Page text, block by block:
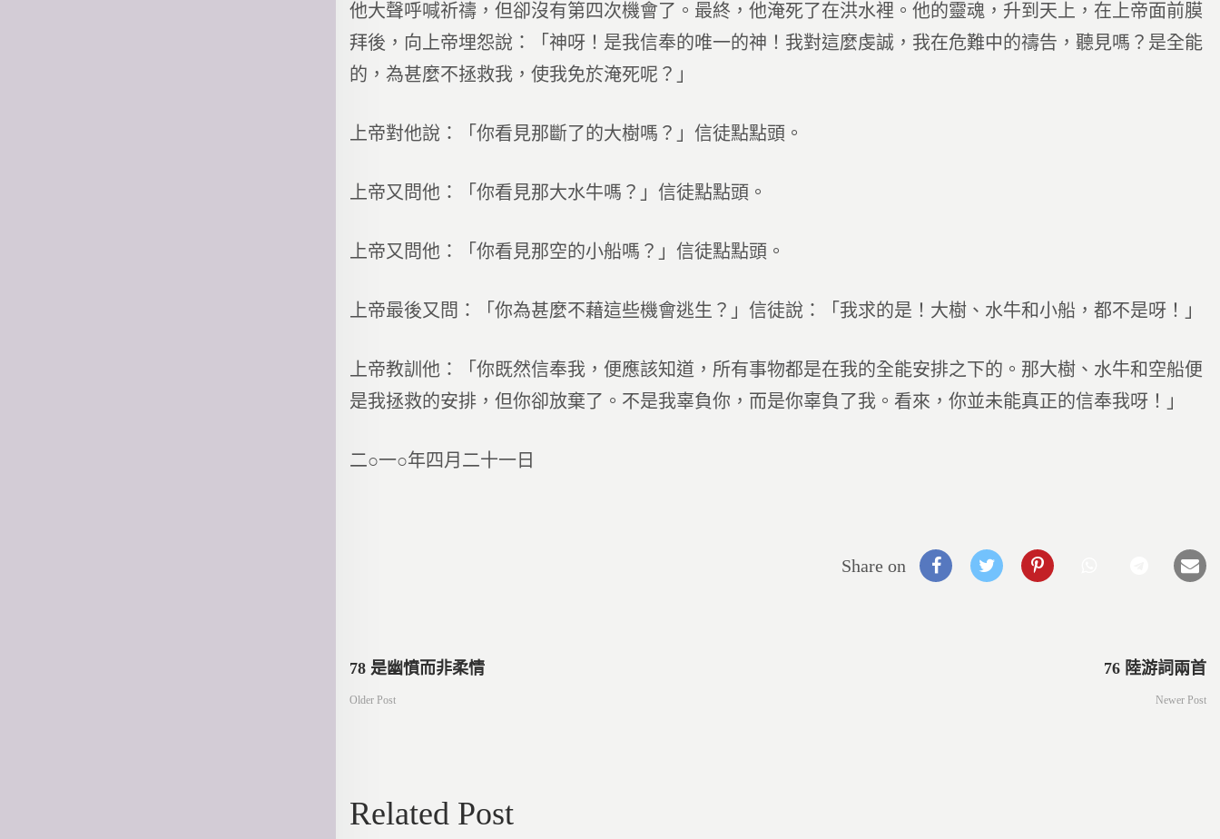
他大聲呼喊祈禱，但卻沒有第四次機會了。最終，他淹死了在洪水裡。他的靈魂，升到天上，在上帝面前膜
拜後，向上帝埋怨說：「神呀！是我信奉的唯一的神！我對這麼虔誠，我在危難中的禱告，聽見嗎？是全能
的，為甚麼不拯救我，使我免於淹死呢？」
上帝對他說：「你看見那斷了的大樹嗎？」信徒點點頭。
上帝又問他：「你看見那大水牛嗎？」信徒點點頭。
上帝又問他：「你看見那空的小船嗎？」信徒點點頭。
上帝最後又問：「你為甚麼不藉這些機會逃生？」信徒說：「我求的是！大樹、水牛和小船，都不是呀！」
上帝教訓他：「你既然信奉我，便應該知道，所有事物都是在我的全能安排之下的。那大樹、水牛和空船便
是我拯救的安排，但你卻放棄了。不是我辜負你，而是你辜負了我。看來，你並未能真正的信奉我呀！」
二○一○年四月二十一日
Share on
文
導
78 是幽憤而非柔情
Older Post
76 陸游詞兩首
Newer Post
Related Post